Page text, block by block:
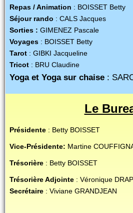
Repas / Animation : BOISSET Betty
Séjour rando : CALS Jacques
Sorties : GIMENEZ Pascale
Voyages : BOISSET Betty
Tarot : GIBKI Jacqueline
Tricot : BRU Claudine
Yoga et Yoga sur chaise :
Le
Présidente : Betty BOISSET
Vice-Présidente: Martine
Trésorière : Betty BOISSET
Trésorière Adjointe : Véronique
Secrétaire : Viviane GRANDJEAN